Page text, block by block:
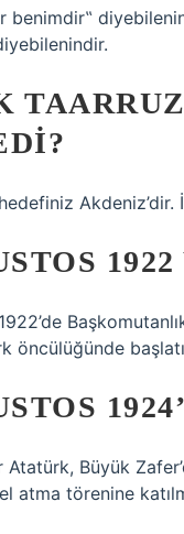
benimdir‟
Akdeniz’dir.
öncülüğünde
Atatürk, Büyük
atma törenine